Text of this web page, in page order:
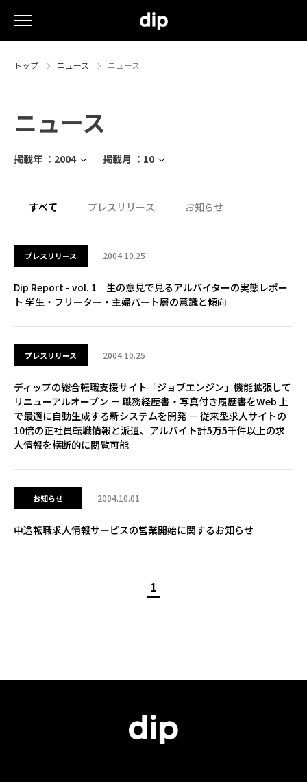
トップ ニュース ニュース
ニュース
掲載年 ： 2004 掲載月 ： 10
すべて プレスリリース お知らせ
プレスリリース 2004.10.25
Dip Report - vol. 1 生の意見で見るアルバイターの実態レポー
ト 学生・フリーター・主婦パート層の意識と傾向
プレスリリース 2004.10.25
ディップの総合転職支援サイト「ジョブエンジン」機能拡張して
リニューアルオープン － 職務経歴書・写真付き履歴書をWeb 上
で最適に自動生成する新システムを開発 － 従来型求人サイトの
10倍の正社員転職情報と派遣、アルバイト計5万5千件以上の求
人情報を横断的に閲覧可能
お知らせ 2004.10.01
中途転職求人情報サービスの営業開始に関するお知らせ
1